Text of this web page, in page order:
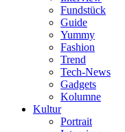
Fundstück
Guide
Yummy
Fashion
Trend
Tech-News
Gadgets
Kolumne
Kultur
Portrait